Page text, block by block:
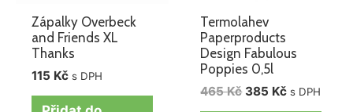
Zápalky Overbeck
and Friends XL
Thanks
115 Kč s DPH
Termolahev
Paperproducts
Design Fabulous
Poppies 0,5l
465Kč 385 Kč s DPH